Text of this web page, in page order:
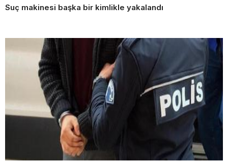
Suç makinesi başka bir kimlikle yakalandı